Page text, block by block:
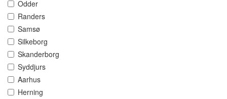
Odder
Randers
Samsø
Silkeborg
Skanderborg
Syddjurs
Aarhus
Herning